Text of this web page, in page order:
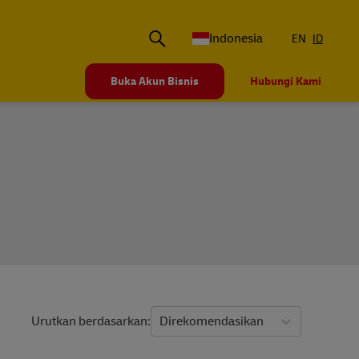
Indonesia EN ID
Buka Akun Bisnis Hubungi Kami
Urutkan berdasarkan Direkomendasikan